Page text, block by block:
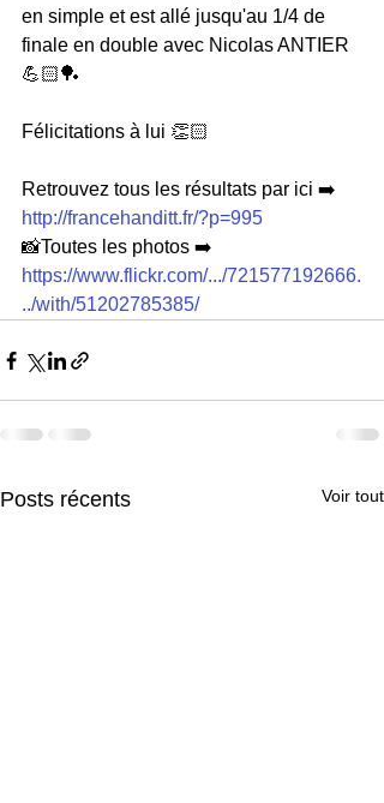
en simple et est allé jusqu'au 1/4 de
finale en double avec Nicolas ANTIER
💪🏻🏓
Félicitations à lui 👏🏻
Retrouvez tous les résultats par ici ➡️
http://francehanditt.fr/?p=995
📸Toutes les photos ➡️
https://www.flickr.com/.../721577192666.
../with/51202785385/
Posts récents Voir tout